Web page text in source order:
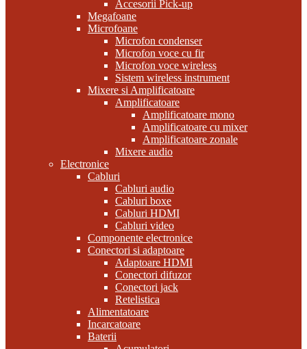
Accesorii Pick-up
Megafoane
Microfoane
Microfon condenser
Microfon voce cu fir
Microfon voce wireless
Sistem wireless instrument
Mixere si Amplificatoare
Amplificatoare
Amplificatoare mono
Amplificatoare cu mixer
Amplificatoare zonale
Mixere audio
Electronice
Cabluri
Cabluri audio
Cabluri boxe
Cabluri HDMI
Cabluri video
Componente electronice
Conectori si adaptoare
Adaptoare HDMI
Conectori difuzor
Conectori jack
Retelistica
Alimentatoare
Incarcatoare
Baterii